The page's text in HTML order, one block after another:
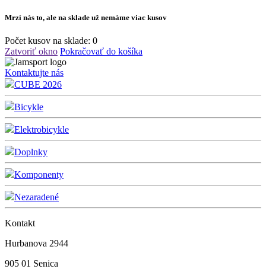
Mrzí nás to, ale na sklade už nemáme viac kusov
Počet kusov na sklade: 0
Zatvoriť okno Pokračovať do košíka
Kontaktujte nás
CUBE 2026
Bicykle
Elektrobicykle
Doplnky
Komponenty
Nezaradené
Kontakt
Hurbanova 2944
905 01 Senica